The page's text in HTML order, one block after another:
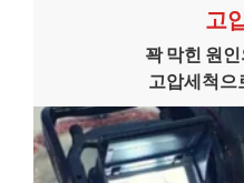
고
꽉 막힌 원
고압세척으